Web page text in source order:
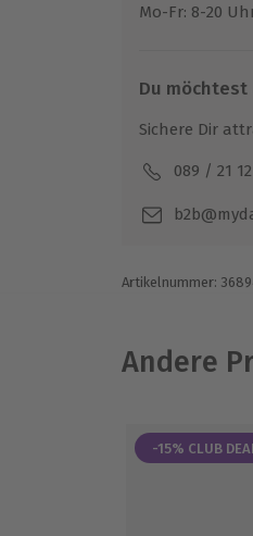
Was die
Mit einem
Zweifel
Mo-Fr: 8-20
Du möchtest
Sichere Dir
089 / 21
Artikelnummer:
Andere
-15% CLUB